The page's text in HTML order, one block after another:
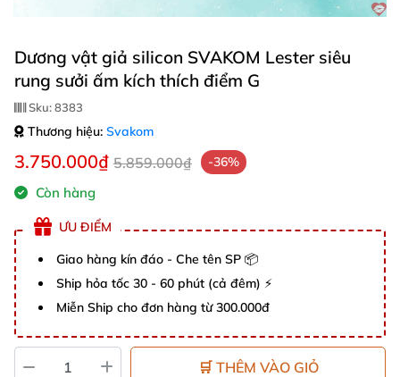
Dương vật giả silicon SVAKOM Lester siêu
rung sưởi ấm kích thích điểm G
Sku:8383
Thương hiệu: Svakom
3.750.000₫ 5.859.000₫ -36%
Còn hàng
ƯU ĐIỂM
Giao hàng kín đáo - Che tên SP 📦
Ship hỏa tốc 30 - 60 phút (cả đêm) ⚡
Miễn Ship cho đơn hàng từ 300.000đ
🛒 THÊM VÀO GIỎ